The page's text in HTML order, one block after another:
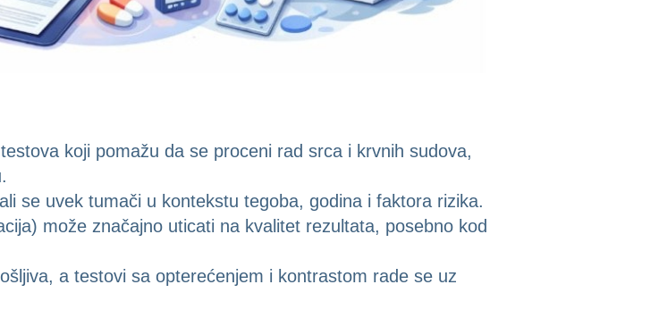
koji pomažu da se proceni rad srca i krvnih sudova,
se uvek tumači u kontekstu tegoba, godina i faktora rizika.
može značajno uticati na kvalitet rezultata, posebno kod
a testovi sa opterećenjem i kontrastom rade se uz